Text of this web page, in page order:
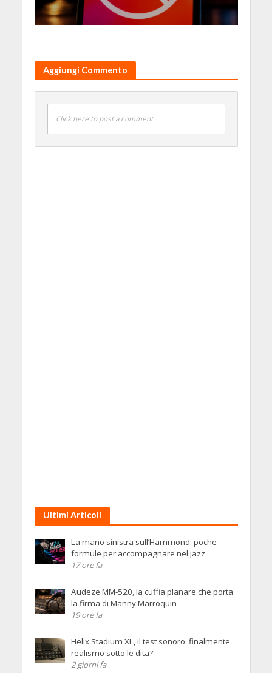
Aggiungi Commento
Click here to post a comment
Ultimi Articoli
La mano sinistra sull’Hammond: poche
formule per accompagnare nel jazz
17 ore fa
Audeze MM-520, la cuffia planare che porta
la firma di Manny Marroquin
19 ore fa
Helix Stadium XL, il test sonoro: finalmente
realismo sotto le dita?
2 giorni fa